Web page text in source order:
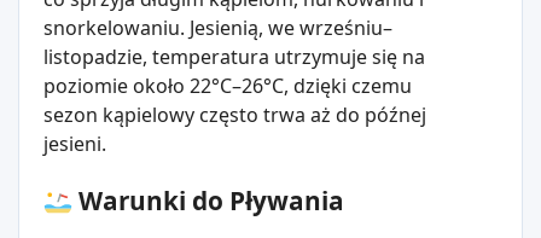
snorkelowaniu. Jesienią, we wrześniu–
listopadzie, temperatura utrzymuje się na
poziomie około 22°C–26°C, dzięki czemu
sezon kąpielowy często trwa aż do późnej
jesieni.
Warunki do Pływania